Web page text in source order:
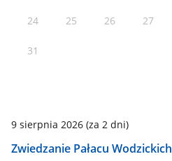
24 25 26 27
31
9 sierpnia 2026(za 2 dni)
Zwiedzanie Pałacu Wodzickich